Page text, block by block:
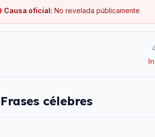
Causa oficial: No revelada públicamente
Frases célebres